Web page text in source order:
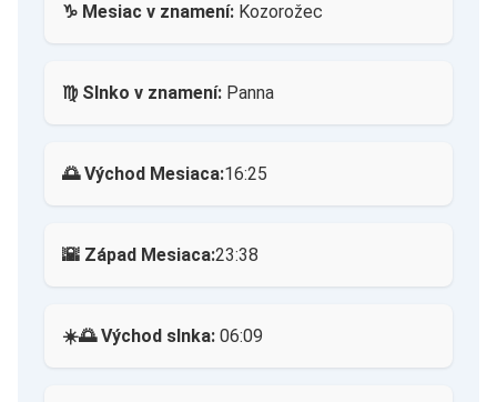
♑ Mesiac v znamení: Kozorožec
♍ Slnko v znamení: Panna
🌅 Východ Mesiaca:16:25
🌇 Západ Mesiaca:23:38
☀️🌅 Východ slnka: 06:09